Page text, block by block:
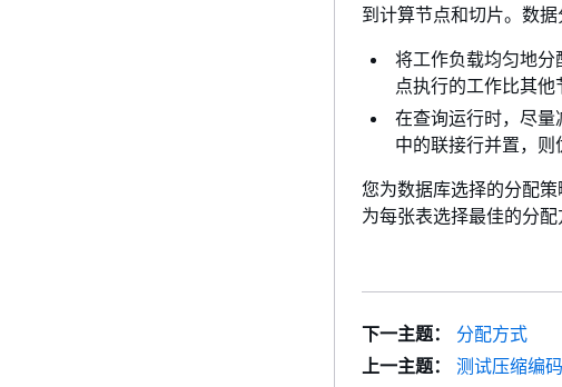
到计算节点和切片。数据
将工作负载均匀地
点执行的工作比其他
在查询运行时，尽
中的联接行并置，则
您为数据库选择的分配
为每张表选择最佳的分
下一主题：
分配方式
上一主题：
测试压缩编码